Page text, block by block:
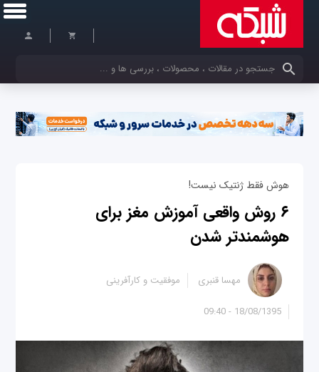
کلمات کلیدی خود را وارد کنید
هوش فقط ژنتیک نیست!
۶ روش واقعی آموزش مغز برای
هوشمندتر شدن
18/08/1395 - 09:40
مهسا قنبری موفقیت و کارآفرینی